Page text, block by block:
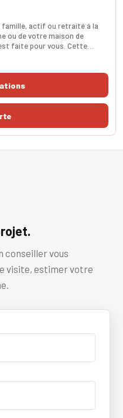
famille, actif ou retraité à la
ou de votre maison de
faite pour vous. Cette
43 m². Une extention est
la tranquillité est absolue.
conseiller vous
visite, estimer votre